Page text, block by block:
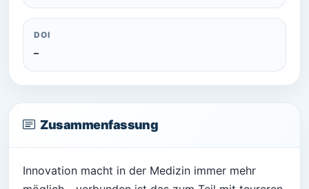
DOI
–
Zusammenfassung
Innovation macht in der Medizin immer mehr